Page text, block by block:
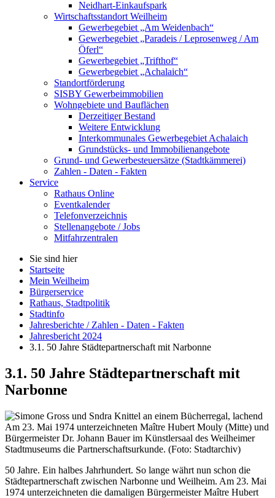
Neidhart-Einkaufspark
Wirtschaftsstandort Weilheim
Gewerbegebiet „Am Weidenbach“
Gewerbegebiet „Paradeis / Leprosenweg / Am
Öferl“
Gewerbegebiet „Trifthof“
Gewerbegebiet „Achalaich“
Standortförderung
SISBY Gewerbeimmobilien
Wohngebiete und Bauflächen
Derzeitiger Bestand
Weitere Entwicklung
Interkommunales Gewerbegebiet Achalaich
Grundstücks- und Immobilienangebote
Grund- und Gewerbesteuersätze (Stadtkämmerei)
Zahlen - Daten - Fakten
Service
Rathaus Online
Eventkalender
Telefonverzeichnis
Stellenangebote / Jobs
Mitfahrzentralen
Sie sind hier
Startseite
Mein Weilheim
Bürgerservice
Rathaus, Stadtpolitik
Stadtinfo
Jahresberichte / Zahlen - Daten - Fakten
Jahresbericht 2024
3.1. 50 Jahre Städtepartnerschaft mit Narbonne
3.1. 50 Jahre Städtepartnerschaft mit
Narbonne
Am 23. Mai 1974 unterzeichneten Maître Hubert Mouly (Mitte) und
Bürgermeister Dr. Johann Bauer im Künstlersaal des Weilheimer
Stadtmuseums die Partnerschaftsurkunde. (Foto: Stadtarchiv)
50 Jahre. Ein halbes Jahrhundert. So lange währt nun schon die
Städtepartnerschaft zwischen Narbonne und Weilheim. Am 23. Mai
1974 unterzeichneten die damaligen Bürgermeister Maître Hubert